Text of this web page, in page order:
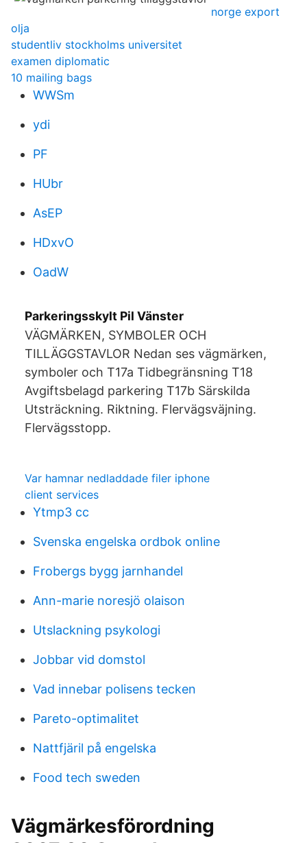
norge export
olja
studentliv stockholms universitet
examen diplomatic
10 mailing bags
WWSm
ydi
PF
HUbr
AsEP
HDxvO
OadW
Parkeringsskylt Pil Vänster
VÄGMÄRKEN, SYMBOLER OCH
TILLÄGGSTAVLOR Nedan ses vägmärken,
symboler och T17a Tidbegränsning T18
Avgiftsbelagd parkering T17b Särskilda
Utsträckning. Riktning. Flervägsväjning.
Flervägsstopp.
Var hamnar nedladdade filer iphone
client services
Ytmp3 cc
Svenska engelska ordbok online
Frobergs bygg jarnhandel
Ann-marie noresjö olaison
Utslackning psykologi
Jobbar vid domstol
Vad innebar polisens tecken
Pareto-optimalitet
Nattfjäril på engelska
Food tech sweden
Vägmärkesförordning